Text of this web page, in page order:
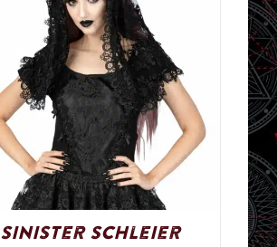
Sinister Schleier